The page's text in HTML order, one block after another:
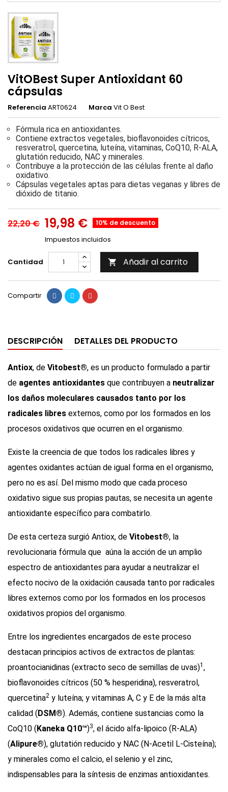
VitOBest Super Antioxidant 60
cápsulas
Referencia ART0624 Marca Vit O Best
Fórmula rica en antioxidantes.
Contiene extractos vegetales, bioflavonoides cítricos,
resveratrol, quercetina, luteína, vitaminas, CoQ10, R-ALA,
glutatión reducido, NAC y minerales.
Contribuye a la protección de las células frente al daño
oxidativo.
Cápsulas vegetales aptas para dietas veganas y libres de
dióxido de titanio.
22,20 € 19,98 € 10% de descuento
Impuestos incluidos
Cantidad  Añadir al carrito
Compartir
DESCRIPCIÓN DETALLES DEL PRODUCTO
Antiox, de Vitobest®, es un producto formulado a partir
de agentes antioxidantes que contribuyen a neutralizar
los daños moleculares causados tanto por los
radicales libres externos, como por los formados en los
procesos oxidativos que ocurren en el organismo.
Existe la creencia de que todos los radicales libres y
agentes oxidantes actúan de igual forma en el organismo,
pero no es así. Del mismo modo que cada proceso
oxidativo sigue sus propias pautas, se necesita un agente
antioxidante específico para combatirlo.
De esta certeza surgió Antiox, de Vitobest®, la
revolucionaria fórmula que aúna la acción de un amplio
espectro de antioxidantes para ayudar a neutralizar el
efecto nocivo de la oxidación causada tanto por radicales
libres externos como por los formados en los procesos
oxidativos propios del organismo.
Entre los ingredientes encargados de este proceso
destacan principios activos de extractos de plantas:
proantocianidinas (extracto seco de semillas de uvas)1 ,
bioflavonoides cítricos (50 % hesperidina), resveratrol,
quercetina2 y luteína; y vitaminas A, C y E de la más alta
calidad (DSM®). Además, contiene sustancias como la
CoQ10 (Kaneka Q10™)3, el ácido alfa-lipoico (R-ALA)
(Alipure®), glutatión reducido y NAC (N-Acetil L-Cisteína);
y minerales como el calcio, el selenio y el zinc,
indispensables para la síntesis de enzimas antioxidantes.